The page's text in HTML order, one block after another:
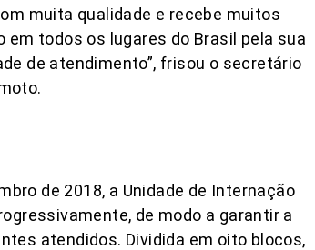
muita qualidade e recebe muitos
em todos os lugares do Brasil pela sua
de atendimento”, frisou o secretário
de 2018, a Unidade de Internação
de modo a garantir a
atendidos. Dividida em oito blocos,